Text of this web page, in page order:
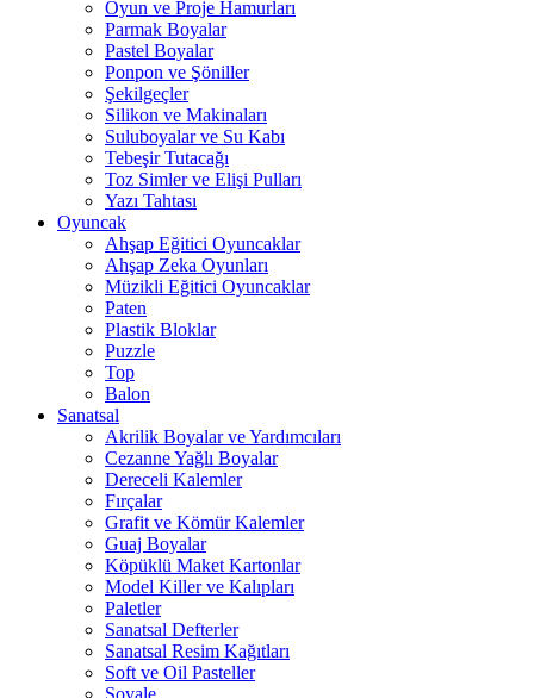
Oyun ve Proje Hamurları
Parmak Boyalar
Pastel Boyalar
Ponpon ve Şöniller
Şekilgeçler
Silikon ve Makinaları
Suluboyalar ve Su Kabı
Tebeşir Tutacağı
Toz Simler ve Elişi Pulları
Yazı Tahtası
Oyuncak
Ahşap Eğitici Oyuncaklar
Ahşap Zeka Oyunları
Müzikli Eğitici Oyuncaklar
Paten
Plastik Bloklar
Puzzle
Top
Balon
Sanatsal
Akrilik Boyalar ve Yardımcıları
Cezanne Yağlı Boyalar
Dereceli Kalemler
Fırçalar
Grafit ve Kömür Kalemler
Guaj Boyalar
Köpüklü Maket Kartonlar
Model Killer ve Kalıpları
Paletler
Sanatsal Defterler
Sanatsal Resim Kağıtları
Soft ve Oil Pasteller
Şovale